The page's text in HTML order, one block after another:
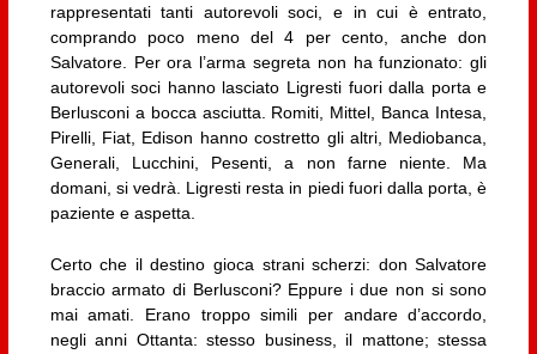
rappresentati tanti autorevoli soci, e in cui è entrato,
comprando poco meno del 4 per cento, anche don
Salvatore. Per ora l’arma segreta non ha funzionato: gli
autorevoli soci hanno lasciato Ligresti fuori dalla porta e
Berlusconi a bocca asciutta. Romiti, Mittel, Banca Intesa,
Pirelli, Fiat, Edison hanno costretto gli altri, Mediobanca,
Generali, Lucchini, Pesenti, a non farne niente. Ma
domani, si vedrà. Ligresti resta in piedi fuori dalla porta, è
paziente e aspetta.
Certo che il destino gioca strani scherzi: don Salvatore
braccio armato di Berlusconi? Eppure i due non si sono
mai amati. Erano troppo simili per andare d’accordo,
negli anni Ottanta: stesso business, il mattone; stessa